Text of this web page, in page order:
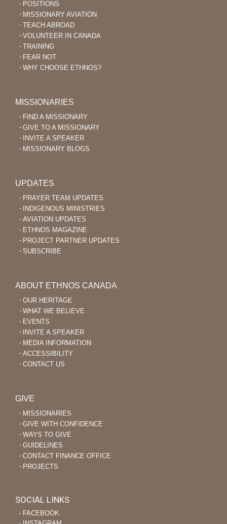
POSITIONS
MISSIONARY AVIATION
TEACH ABROAD
VOLUNTEER IN CANADA
TRAINING
FEAR NOT
WHY CHOOSE ETHNOS?
MISSIONARIES
FIND A MISSIONARY
GIVE TO A MISSIONARY
INVITE A SPEAKER
MISSIONARY BLOGS
UPDATES
PRAYER TEAM UPDATES
INDIGENOUS MINISTRIES
AVIATION UPDATES
ETHNOS MAGAZINE
PROJECT PARTNER UPDATES
SUBSCRIBE
ABOUT ETHNOS CANADA
OUR HERITAGE
WHAT WE BELIEVE
EVENTS
INVITE A SPEAKER
MEDIA INFORMATION
ACCESSIBILITY
CONTACT US
GIVE
MISSIONARIES
GIVE WITH CONFIDENCE
WAYS TO GIVE
GUIDELINES
CONTACT FINANCE OFFICE
PROJECTS
SOCIAL LINKS
‐ FACEBOOK